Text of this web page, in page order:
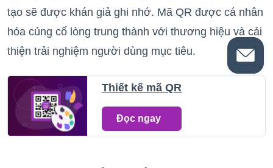
tạo sẽ được khán giả ghi nhớ. Mã QR được cá nhân
hóa củng cố lòng trung thành với thương hiệu và cải
thiện trải nghiệm người dùng mục tiêu.
Thiết kế mã QR
Đọc ngay